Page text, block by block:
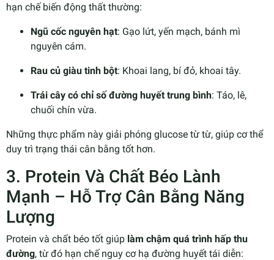
hạn chế biến động thất thường:
Ngũ cốc nguyên hạt: Gạo lứt, yến mạch, bánh mì
nguyên cám.
Rau củ giàu tinh bột: Khoai lang, bí đỏ, khoai tây.
Trái cây có chỉ số đường huyết trung bình: Táo, lê,
chuối chín vừa.
Những thực phẩm này giải phóng glucose từ từ, giúp cơ thể
duy trì trạng thái cân bằng tốt hơn.
3. Protein Và Chất Béo Lành
Mạnh – Hỗ Trợ Cân Bằng Năng
Lượng
Protein và chất béo tốt giúp làm chậm quá trình hấp thu
đường, từ đó hạn chế nguy cơ hạ đường huyết tái diễn: